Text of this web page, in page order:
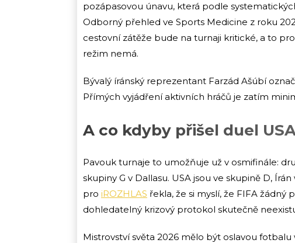
pozápasovou únavu, která podle
Odborný přehled ve Sports Medicine z roku
cestovní zátěže bude na turnaji kritické, a to
režim nemá.
Bývalý íránský reprezentant Farzád Ašúbí
Přímých vyjádření aktivních hráčů je zatím
A co kdyby přišel duel
Pavouk turnaje to umožňuje už v osmifinále:
skupiny G v Dallasu. USA jsou ve skupině D,
pro iROZHLAS řekla, že si myslí, že FIFA žádný
dohledatelný krizový protokol skutečně
Mistrovství světa 2026 mělo být oslavou